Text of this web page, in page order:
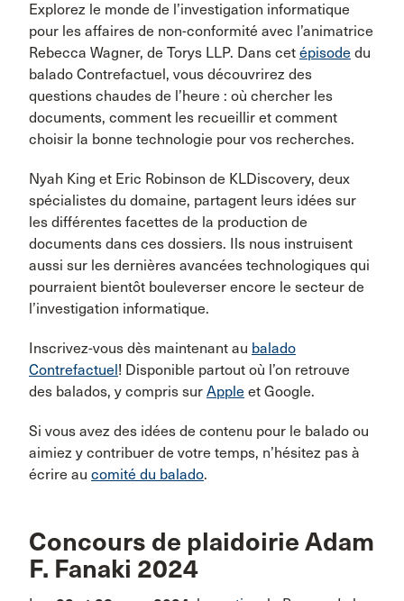
Explorez le monde de l’investigation informatique
pour les affaires de non-conformité avec l’animatrice
Rebecca Wagner, de Torys LLP. Dans cet épisode du
balado Contrefactuel, vous découvrirez des
questions chaudes de l’heure : où chercher les
documents, comment les recueillir et comment
choisir la bonne technologie pour vos recherches.
Nyah King et Eric Robinson de KLDiscovery, deux
spécialistes du domaine, partagent leurs idées sur
les différentes facettes de la production de
documents dans ces dossiers. Ils nous instruisent
aussi sur les dernières avancées technologiques qui
pourraient bientôt bouleverser encore le secteur de
l’investigation informatique.
Inscrivez-vous dès maintenant au balado
Contrefactuel! Disponible partout où l’on retrouve
des balados, y compris sur Apple et Google.
Si vous avez des idées de contenu pour le balado ou
aimiez y contribuer de votre temps, n’hésitez pas à
écrire au comité du balado.
Concours de plaidoirie Adam
F. Fanaki 2024